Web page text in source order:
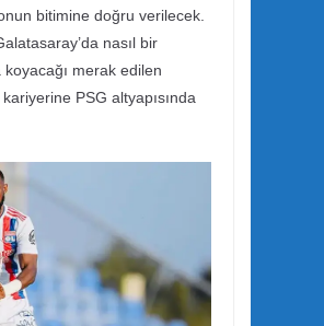
bitimine doğru verilecek.
nasıl bir
merak edilen
PSG altyapısında